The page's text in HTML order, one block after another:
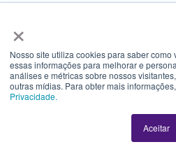
×
Nosso site utiliza cookies para saber
essas informações para melhorar e
análises e métricas sobre nossos
outras mídias. Para obter mais
Privacidade.
Aceitar
Product